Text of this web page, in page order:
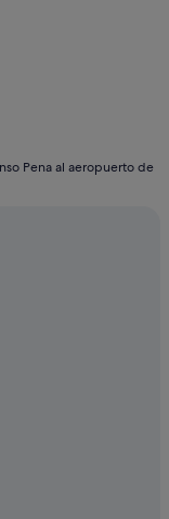
Pena al aeropuerto de